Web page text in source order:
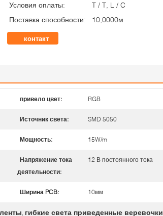
Условия оплаты:
T / T, L / C
Поставка способности:
10,0000м
контакт
привело цвет: RGB
Источник света: SMD 5050
Мощность: 15W/m
Напряжение тока
деятельности:
12 В постоянного тока
Ширина PCB: 10мм
, гибкие света приведенные веревочки